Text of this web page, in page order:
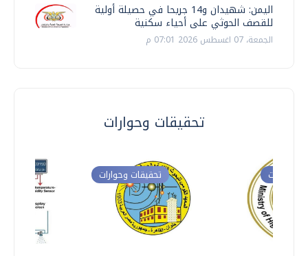
اليمن: شهيدان و14 جريحا في حصيلة أولية
للقصف الحوثي على أحياء سكنية
الجمعة، 07 اغسطس 2026 07:01 م
تحقيقات وحوارات
تحقيقات وحوارات وحوارات